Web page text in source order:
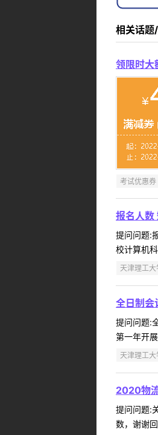
相关话题/
领限时大
考试优惠券
报名人数
提问问题:
校计算机
天津理工
全日制会
提问问题:
第一年开
天津理工
2020物
提问问题:
数，谢谢